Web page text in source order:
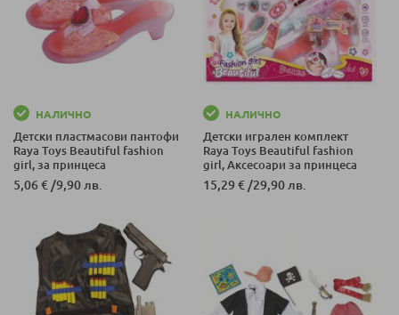
НАЛИЧНО
Детски пластмасови пантофи
Raya Toys Beautiful fashion
girl, за принцеса
5,06 € /9,90 лв.
НАЛИЧНО
Детски игрален комплект
Raya Toys Beautiful fashion
girl, Аксесоари за принцеса
15,29 € /29,90 лв.